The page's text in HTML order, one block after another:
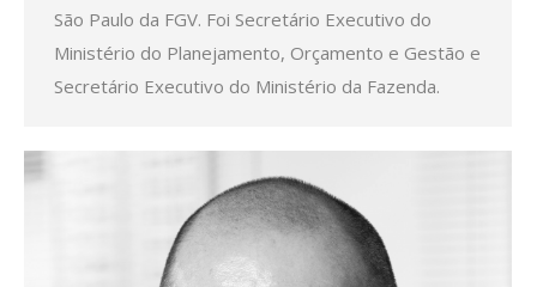
São Paulo da FGV. Foi Secretário Executivo do
Ministério do Planejamento, Orçamento e Gestão e
Secretário Executivo do Ministério da Fazenda.